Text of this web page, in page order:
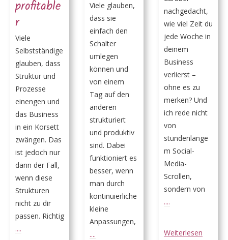
profitable
r
Viele
Selbstständige
glauben, dass
Struktur und
Prozesse
einengen und
das Business
in ein Korsett
zwängen. Das
ist jedoch nur
dann der Fall,
wenn diese
Strukturen
nicht zu dir
passen. Richtig
....
Viele glauben,
dass sie
einfach den
Schalter
umlegen
können und
von einem
Tag auf den
anderen
strukturiert
und produktiv
sind. Dabei
funktioniert es
besser, wenn
man durch
kontinuierliche
kleine
Anpassungen,
....
nachgedacht,
wie viel Zeit du
jede Woche in
deinem
Business
verlierst –
ohne es zu
merken? Und
ich rede nicht
von
stundenlange
m Social-
Media-
Scrollen,
sondern von
....
Weiterlesen